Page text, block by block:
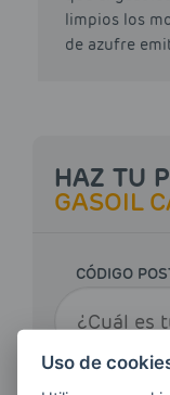
limpios los
de azufre
HAZ TU
GASOIL
CÓDIGO
Uso de